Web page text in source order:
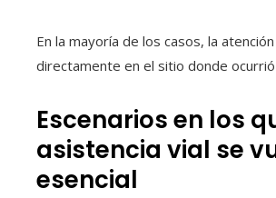
En la mayoría de los casos, la
directamente en el sitio donde
Escenarios en los
asistencia vial se
esencial